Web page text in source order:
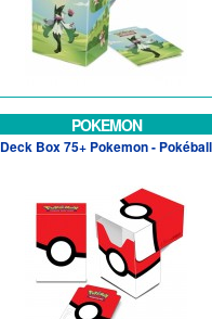
POKEMON
Deck Box 75+ Pokemon - Pokéball